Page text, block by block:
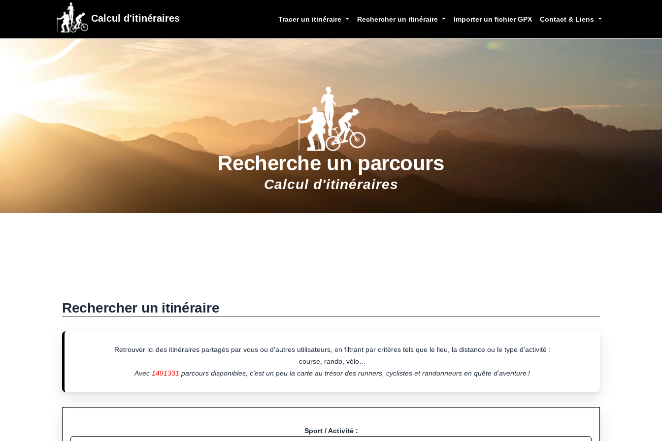
Calcul d'itinéraires Tracer un itinéraire Rechercher un itinéraire Importer un fichier GPX Contact & Liens
Recherche un parcours
Calcul d'itinéraires
Rechercher un itinéraire
Retrouver ici des itinéraires partagés par vous ou d'autres utilisateurs, en filtrant par critères tels que le lieu, la distance ou le type d'activité :
course, rando, vélo…
Avec 1491331 parcours disponibles, c’est un peu la carte au trésor des runners, cyclistes et randonneurs en quête d’aventure !
Sport / Activité :